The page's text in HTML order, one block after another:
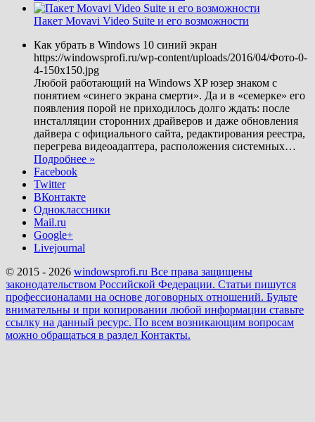
Пакет Movavi Video Suite и его возможности
Как убрать в Windows 10 синий экран
https://windowsprofi.ru/wp-content/uploads/2016/04/Фото-0-
4-150x150.jpg
Любой работающий на Windows XP юзер знаком с
понятием «синего экрана смерти». Да и в «семерке» его
появления порой не приходилось долго ждать: после
инсталляции сторонних драйверов и даже обновления
дайвера с официального сайта, редактирования реестра,
перегрева видеоадаптера, расположения системных…
Подробнее »
Facebook
Twitter
ВКонтакте
Одноклассники
Mail.ru
Google+
Livejournal
© 2015 - 2026 windowsprofi.ru Все права защищены
законодательством Российской Федерации. Статьи пишутся
профессионалами на основе договорных отношений. Будьте
внимательны и при копировании любой информации ставьте
ссылку на данный ресурс. По всем возникающим вопросам
можно обращаться в раздел Контакты.